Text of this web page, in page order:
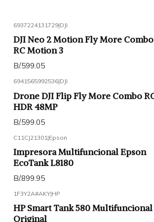
6937224131729|DJI
DJI Neo 2 Motion Fly More Combo
RC Motion 3
B/.599.05
6941565992536|DJI
Drone DJI Flip Fly More Combo
HDR 48MP
B/.599.05
C11CJ21301 |Epson
Impresora Multifuncional Epson
EcoTank L8180
B/.899.95
1F3Y2A#AKY|HP
HP Smart Tank 580
Original